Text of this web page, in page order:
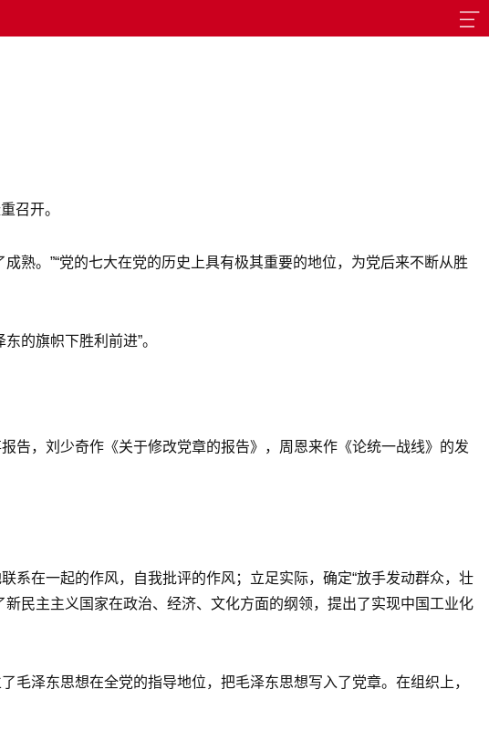
召开。
熟。”“党的七大在党的历史上具有极其重要的地位，为党后来不断从胜
的旗帜下胜利前进”。
告，刘少奇作《关于修改党章的报告》，周恩来作《论统一战线》的发
系在一起的作风，自我批评的作风；立足实际，确定“放手发动群众，壮
民主主义国家在政治、经济、文化方面的纲领，提出了实现中国工业化
泽东思想在全党的指导地位，把毛泽东思想写入了党章。在组织上，